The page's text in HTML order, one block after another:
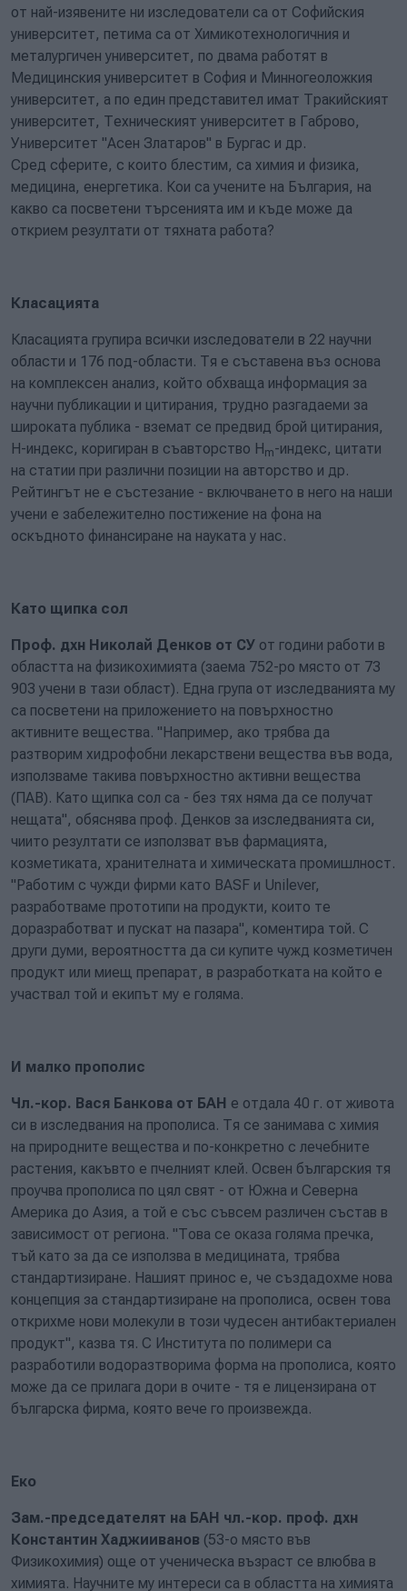
от най-изявените ни изследователи са от Софийския
университет, петима са от Химикотехнологичния и
металургичен университет, по двама работят в
Медицинския университет в София и Минногеоложкия
университет, а по един представител имат Тракийският
университет, Техническият университет в Габрово,
Университет "Асен Златаров" в Бургас и др.
Сред сферите, с които блестим, са химия и физика,
медицина, енергетика. Кои са учените на България, на
какво са посветени търсенията им и къде може да
открием резултати от тяхната работа?
Класацията
Класацията групира всички изследователи в 22 научни
области и 176 под-области. Тя е съставена въз основа
на комплексен анализ, който обхваща информация за
научни публикации и цитирания, трудно разгадаеми за
широката публика - вземат се предвид брой цитирания,
H-индекс, коригиран в съавторство Hm-индекс, цитати
на статии при различни позиции на авторство и др.
Рейтингът не е състезание - включването в него на наши
учени е забележително постижение на фона на
оскъдното финансиране на науката у нас.
Като щипка сол
Проф. дхн Николай Денков от СУ от години работи в
областта на физикохимията (заема 752-ро място от 73
903 учени в тази област). Една група от изследванията му
са посветени на приложението на повърхностно
активните вещества. "Например, ако трябва да
разтворим хидрофобни лекарствени вещества във вода,
използваме такива повърхностно активни вещества
(ПАВ). Като щипка сол са - без тях няма да се получат
нещата", обяснява проф. Денков за изследванията си,
чиито резултати се използват във фармацията,
козметиката, хранителната и химическата промишлност.
"Работим с чужди фирми като BASF и Unilеver,
разработваме прототипи на продукти, които те
доразработват и пускат на пазара", коментира той. С
други думи, вероятността да си купите чужд козметичен
продукт или миещ препарат, в разработката на който е
участвал той и екипът му е голяма.
И малко прополис
Чл.-кор. Вася Банкова от БАН е отдала 40 г. от живота
си в изследвания на прополиса. Тя се занимава с химия
на природните вещества и по-конкретно с лечебните
растения, какъвто е пчелният клей. Освен българския тя
проучва прополиса по цял свят - от Южна и Северна
Америка до Азия, а той е със съвсем различен състав в
зависимост от региона. "Това се оказа голяма пречка,
тъй като за да се използва в медицината, трябва
стандартизиране. Нашият принос е, че създадохме нова
концепция за стандартизиране на прополиса, освен това
открихме нови молекули в този чудесен антибактериален
продукт", казва тя. С Института по полимери са
разработили водоразтворима форма на прополиса, която
може да се прилага дори в очите - тя е лицензирана от
българска фирма, която вече го произвежда.
Еко
Зам.-председателят на БАН чл.-кор. проф. дхн
Константин Хаджииванов (53-о място във
Физикохимия) още от ученическа възраст се влюбва в
химията. Научните му интереси са в областта на химията